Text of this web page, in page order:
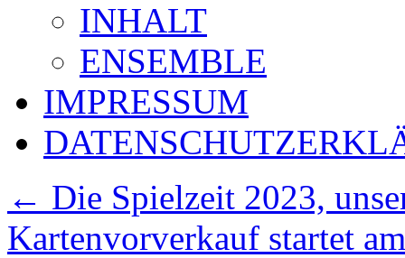
INHALT
ENSEMBLE
IMPRESSUM
← Die Spielzeit 2023,
Kartenvorverkauf startet